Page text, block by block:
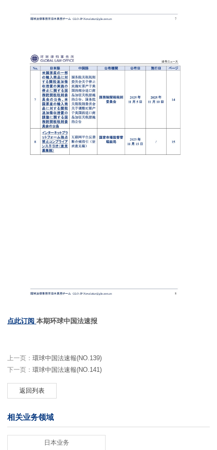
点此订阅 本期环球中国法速报
上一页： 環球中国法速報(NO.139)
下一页： 環球中国法速報(NO.141)
返回列表
相关业务领域
日本业务